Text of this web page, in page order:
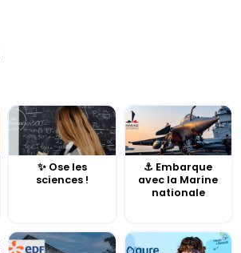
✨ Ose les
sciences !
⚓️ Embarque
avec la Marine
nationale